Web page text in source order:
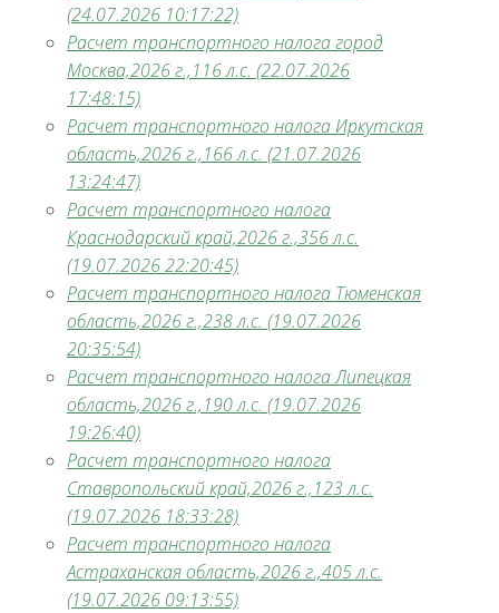
(24.07.2026 10:17:22)
Расчет транспортного налога город
Москва,2026 г.,116 л.с. (22.07.2026
17:48:15)
Расчет транспортного налога Иркутская
область,2026 г.,166 л.с. (21.07.2026
13:24:47)
Расчет транспортного налога
Краснодарский край,2026 г.,356 л.с.
(19.07.2026 22:20:45)
Расчет транспортного налога Тюменская
область,2026 г.,238 л.с. (19.07.2026
20:35:54)
Расчет транспортного налога Липецкая
область,2026 г.,190 л.с. (19.07.2026
19:26:40)
Расчет транспортного налога
Ставропольский край,2026 г.,123 л.с.
(19.07.2026 18:33:28)
Расчет транспортного налога
Астраханская область,2026 г.,405 л.с.
(19.07.2026 09:13:55)